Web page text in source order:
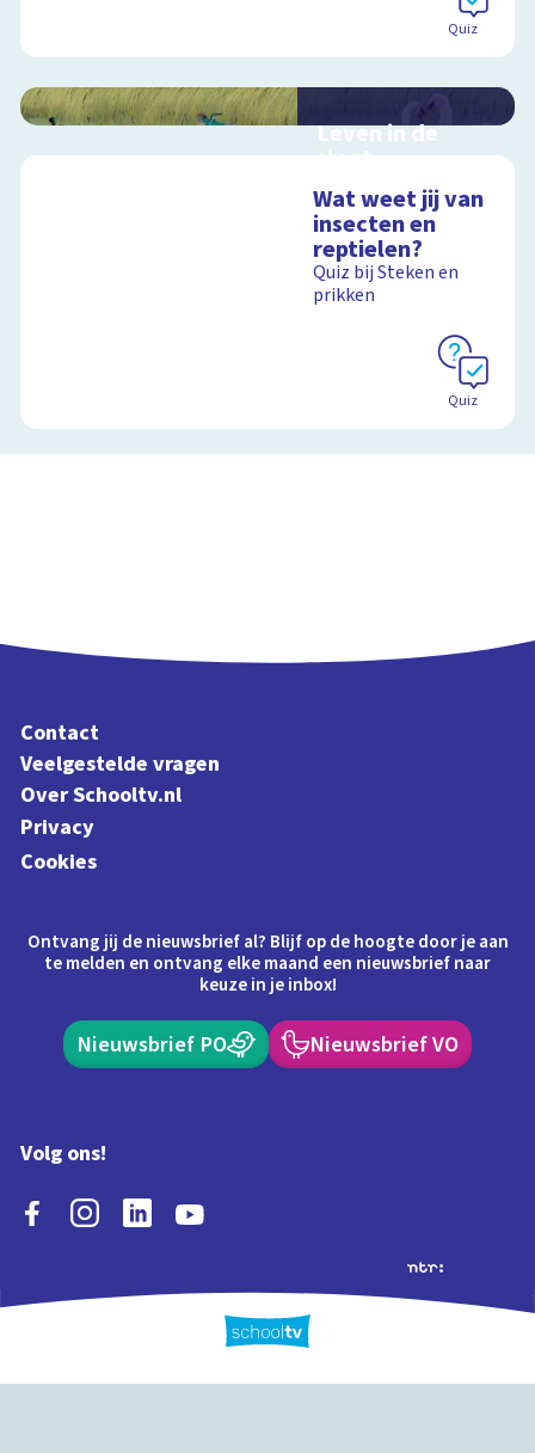
Quiz
Leven in de
sloot
schoolplaat over het
slootleven
Wat weet jij van
insecten en
reptielen?
Quiz bij Steken en
prikken
Quiz
Contact
Veelgestelde vragen
Over Schooltv.nl
Privacy
Cookies
Ontvang jij de nieuwsbrief al? Blijf op de hoogte door je aan
te melden en ontvang elke maand een nieuwsbrief naar
keuze in je inbox!
Nieuwsbrief PO Nieuwsbrief VO
Volg ons!